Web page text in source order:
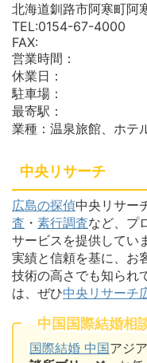
北海道釧路市阿寒町阿
TEL:0154-67-4000
FAX:
営業時間：
休業日：
駐車場：
最寄駅：
業種：温泉旅館、ホテ
中央リサーチ
広島の探偵中央リサー
査 ・ 素行調査など、プ
サービスを提供してい
実績と信頼を基に、お
技術の高さでも知られ
は、ぜひ中央リサーチ
中国国際結婚相
国際結婚 中国アジ